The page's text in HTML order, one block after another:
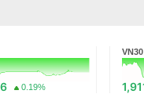
0.19%
VN30